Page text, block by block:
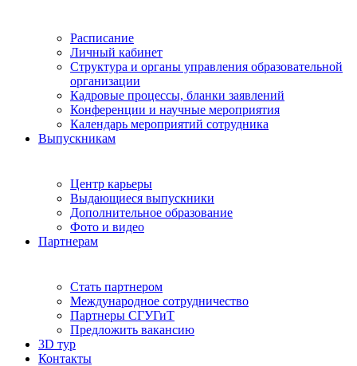
Расписание
Личный кабинет
Структура и органы управления образовательной
организации
Кадровые процессы, бланки заявлений
Конференции и научные мероприятия
Календарь мероприятий сотрудника
Выпускникам
Центр карьеры
Выдающиеся выпускники
Дополнительное образование
Фото и видео
Партнерам
Стать партнером
Международное сотрудничество
Партнеры СГУГиТ
Предложить вакансию
3D тур
Контакты